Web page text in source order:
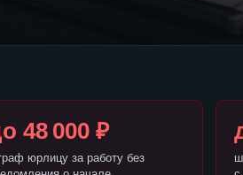
48 000 ₽
юрлицу за работу без